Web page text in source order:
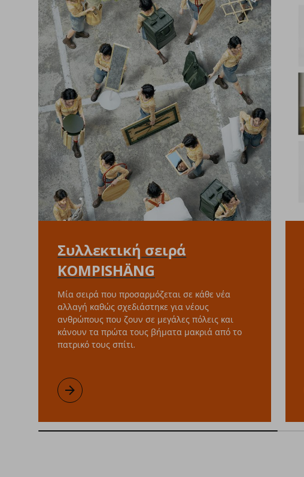
Συλλεκτική σειρά
KOMPISHÄNG
Μία σειρά που προσαρμόζεται σε κάθε νέα
αλλαγή καθώς σχεδιάστηκε για νέους
ανθρώπους που ζουν σε μεγάλες πόλεις και
κάνουν τα πρώτα τους βήματα μακριά από το
πατρικό τους σπίτι.
Συλλεκτική σειρά KOMPISHÄNG
Μάθετε περισσότερα